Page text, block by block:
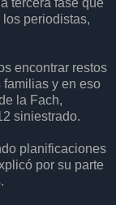
periodistas,
encontrar restos
familias y en eso
la Fach,
siniestrado.
planificaciones
por su parte